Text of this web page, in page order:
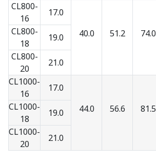
CL800-
16
17.0
40.0
51.2 74.0
CL800-
18
19.0
CL800-
20
21.0
CL1000-
16
17.0
44.0
56.6 81.5
CL1000-
18
19.0
CL1000-
20
21.0